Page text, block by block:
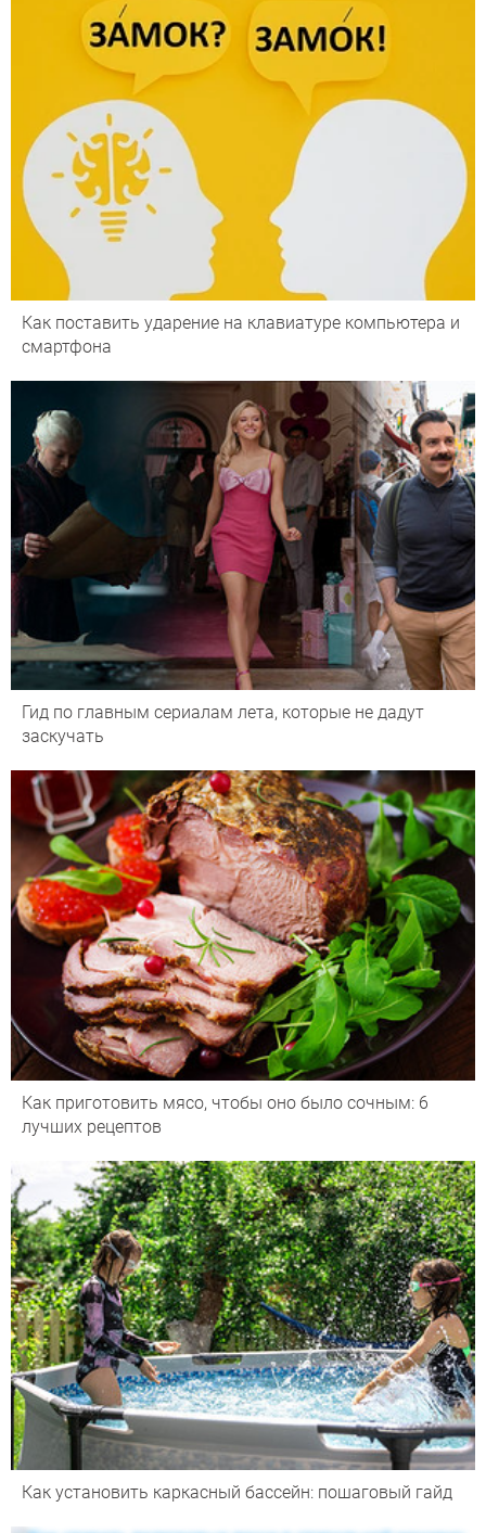
Как поставить ударение на клавиатуре компьютера и
смартфона
Гид по главным сериалам лета, которые не дадут
заскучать
Как приготовить мясо, чтобы оно было сочным: 6
лучших рецептов
Как установить каркасный бассейн: пошаговый гайд